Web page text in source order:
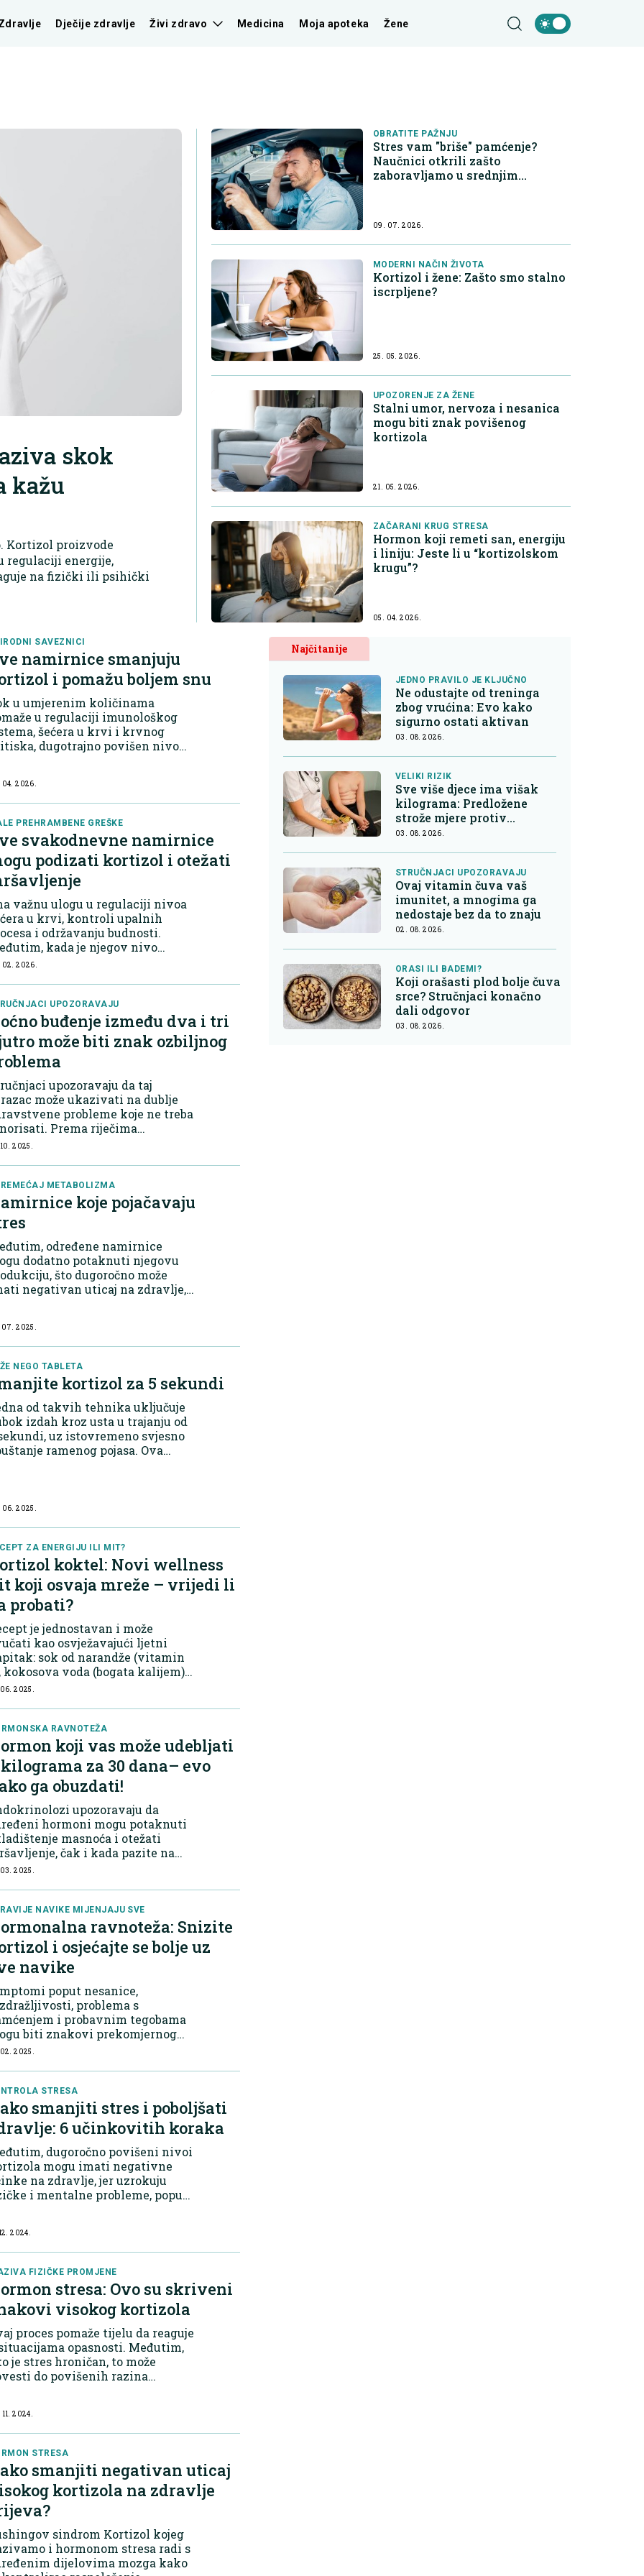
Dječije zdravlje Živi zdravo Medicina Moja apoteka Žene
skok
kažu
Kortizol proizvode
regulaciji energije,
na fizički ili psihički
OBRATITE PAŽNJU
Stres vam "briše" pamćenje?
Naučnici otkrili zašto
zaboravljamo u srednjim
09. 07. 2026.
MODERNI NAČIN ŽIVOTA
Kortizol i žene: Zašto smo stalno
iscrpljene?
25. 05. 2026.
UPOZORENJE ZA ŽENE
Stalni umor, nervoza i nesanica
mogu biti znak povišenog
kortizola
21. 05. 2026.
ZAČARANI KRUG STRESA
Hormon koji remeti san, energiju
i liniju: Jeste li u “kortizolskom
krugu”?
05. 04. 2026.
SAVEZNICI
namirnice smanjuju
i pomažu boljem snu
u umjerenim količinama
u regulaciji imunološkog
šećera u krvi i krvnog
dugotrajno povišen nivo
Iako je stres neizbježan,
namirni...
04. 2026.
PREHRAMBENE GREŠKE
svakodnevne namirnice
podizati kortizol i otežati
važnu ulogu u regulaciji nivoa
u krvi, kontroli upalnih
i održavanju budnosti.
kada je njegov nivo
povišen, može uticati na
za ishra...
02. 2026.
UPOZORAVAJU
buđenje između dva i tri
može biti znak ozbiljnog
upozoravaju da taj
može ukazivati na dublje
probleme koje ne treba
Prema riječima
iz centra za cjelodnevnu
2025.
METABOLIZMA
koje pojačavaju
određene namirnice
dodatno potaknuti njegovu
što dugoročno može
negativan uticaj na zdravlje,
metabolizma. Kofein
s...
07. 2025.
NEGO TABLETA
kortizol za 5 sekundi
od takvih tehnika uključuje
izdah kroz usta u trajanju od
uz istovremeno svjesno
ramenog pojasa. Ova
sa...
06. 2025.
ZA ENERGIJU ILI MIT?
koktel: Novi wellness
koji osvaja mreže – vrijedi li
probati?
je jednostavan i može
kao osvježavajući ljetni
sok od narandže (vitamin
kokosova voda (bogata kalijem) i
kvalitetne morske soli
2025.
RAVNOTEŽA
koji vas može udebljati
za 30 dana– evo
ga obuzdati!
upozoravaju da
hormoni mogu potaknuti
masnoća i otežati
čak i kada pazite na
hormon je najčešći
povez...
2025.
NAVIKE MIJENJAJU SVE
ravnoteža: Snizite
i osjećajte se bolje uz
navike
poput nesanice,
problema s
i probavnim tegobama
biti znakovi prekomjernog
Dugotrajna izloženost
uključujući visok...
2025.
STRESA
smanjiti stres i poboljšati
6 učinkovitih koraka
dugoročno povišeni nivoi
mogu imati negativne
na zdravlje, jer uzrokuju
i mentalne probleme, poput
smetnji. Simptomi
nivoa...
2024.
FIZIČKE PROMJENE
stresa: Ovo su skriveni
visokog kortizola
proces pomaže tijelu da reaguje
opasnosti. Međutim,
je stres hroničan, to može
do povišenih razina
na zdravlje. Skriveni znakovi
2024.
STRESA
smanjiti negativan uticaj
kortizola na zdravlje
sindrom Kortizol kojeg
i hormonom stresa radi s
dijelovima mozga kako
Najčitanije
JEDNO PRAVILO JE KLJUČNO
Ne odustajte od treninga
zbog vrućina: Evo kako
sigurno ostati aktivan
03. 08. 2026.
VELIKI RIZIK
Sve više djece ima višak
kilograma: Predložene
strože mjere protiv
nezdrave hrane
03. 08. 2026.
STRUČNJACI UPOZORAVAJU
Ovaj vitamin čuva vaš
imunitet, a mnogima ga
nedostaje bez da to znaju
02. 08. 2026.
ORASI ILI BADEMI?
Koji orašasti plod bolje čuva
srce? Stručnjaci konačno
dali odgovor
03. 08. 2026.